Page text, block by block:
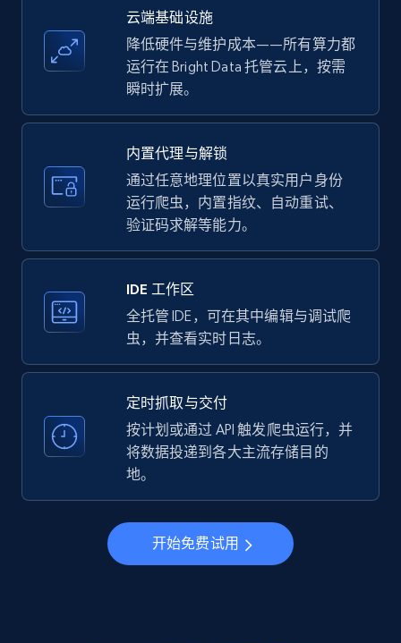
Amazon products - find products by using
upc numbers
price, Currency, Availability, Reviews count, and
more.
5.7K+
LinkedIn company information
ID, Name, Country code, Locations, Followers,
Employees in linkedin, About, Specialties, and
33.5K+ 3.5K+ 注册使用
Instagram - Profiles
Account, Fbid, ID, Followers, Posts count, Is
business account, Is professional account, Is
云端基础设施
降低硬件与维护成本——所有算力都
运行在 Bright Data 托管云上，按需
瞬时扩展。
内置代理与解锁
通过任意地理位置以真实用户身份
运行爬虫，内置指纹、自动重试、
验证码求解等能力。
IDE 工作区
全托管 IDE，可在其中编辑与调试爬
虫，并查看实时日志。
定时抓取与交付
按计划或通过 API 触发爬虫运行，并
将数据投递到各大主流存储目的
地。
开始免费试用